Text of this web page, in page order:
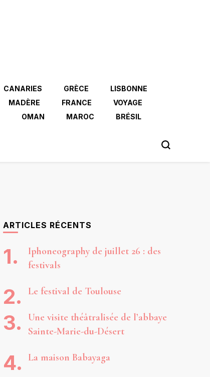
CANARIES GRÈCE
LISBONNE
MADÈRE FRANCE
VOYAGE
OMAN MAROC
BRÉSIL
ARTICLES RÉCENTS
Iphoneography de juillet 26 : des
festivals
Le festival de Toulouse
Une visite théâtralisée de l’abbaye
Sainte-Marie-du-Désert
La maison Babayaga